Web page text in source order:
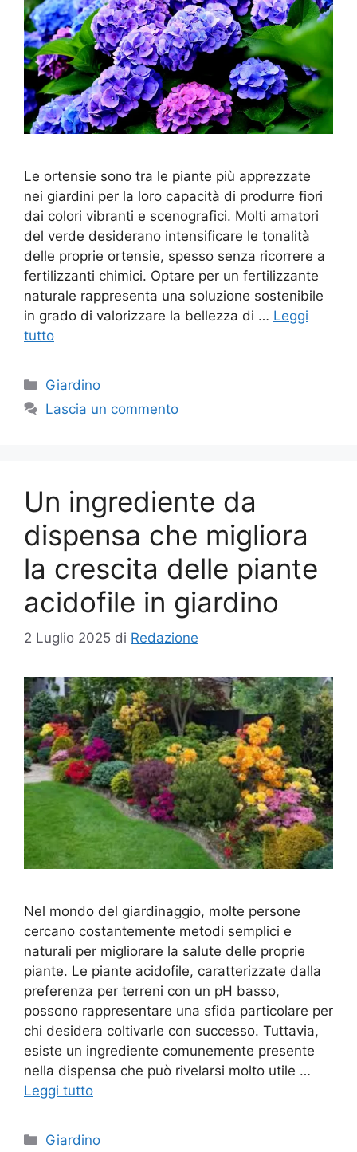
Le ortensie sono tra le piante più apprezzate
nei giardini per la loro capacità di produrre fiori
dai colori vibranti e scenografici. Molti amatori
del verde desiderano intensificare le tonalità
delle proprie ortensie, spesso senza ricorrere a
fertilizzanti chimici. Optare per un fertilizzante
naturale rappresenta una soluzione sostenibile
in grado di valorizzare la bellezza di … Leggi
tutto
Categorie
Giardino
Lascia un commento
Un ingrediente da
dispensa che migliora
la crescita delle piante
acidofile in giardino
2 Luglio 2025 di Redazione
Nel mondo del giardinaggio, molte persone
cercano costantemente metodi semplici e
naturali per migliorare la salute delle proprie
piante. Le piante acidofile, caratterizzate dalla
preferenza per terreni con un pH basso,
possono rappresentare una sfida particolare per
chi desidera coltivarle con successo. Tuttavia,
esiste un ingrediente comunemente presente
nella dispensa che può rivelarsi molto utile …
Leggi tutto
Categorie
Giardino